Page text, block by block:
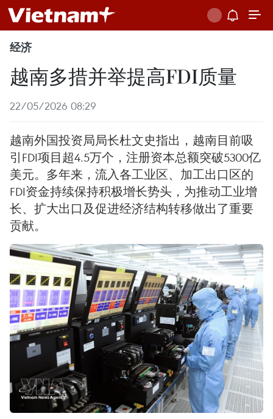
经济
越南多措并举提高FDI质量
22/05/2026 08:29
越南外国投资局局长杜文史指出，越南目前吸
引FDI项目超4.5万个，注册资本总额突破5300亿
美元。多年来，流入各工业区、加工出口区的
FDI资金持续保持积极增长势头，为推动工业增
长、扩大出口及促进经济结构转移做出了重要
贡献。